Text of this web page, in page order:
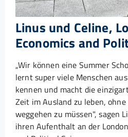
Linus und Celine,
Economics and
„Wir können eine Summer
lernt super viele Menschen
kennen und macht die
Zeit im Ausland zu leben,
weggehen zu müssen", sagen
ihren Aufenthalt an der